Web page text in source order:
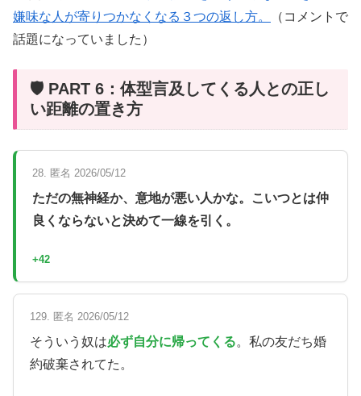
嫌味な人が寄りつかなくなる３つの返し方。
（コメントで
話題になっていました）
🛡️ PART 6：体型言及してくる人との正し
い距離の置き方
28. 匿名 2026/05/12
ただの無神経か、意地が悪い人かな。こいつとは仲
良くならないと決めて一線を引く。
+42
129. 匿名 2026/05/12
そういう奴は必ず自分に帰ってくる。私の友だち婚
約破棄されてた。